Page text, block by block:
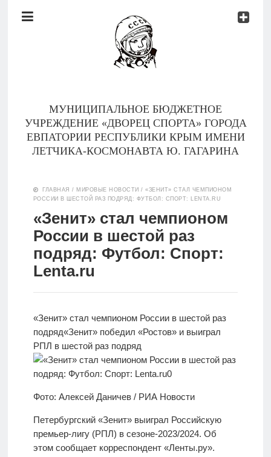
Документы
МУНИЦИПАЛЬНОЕ БЮДЖЕТНОЕ
УЧРЕЖДЕНИЕ «ДВОРЕЦ СПОРТА» ГОРОДА
ЕВПАТОРИИ РЕСПУБЛИКИ КРЫМ ИМЕНИ
ЛЕТЧИКА-КОСМОНАВТА Ю. ГАГАРИНА
Документы
Контакты
Новости
Родителям
нас
слабовидящих
ГЛАВНАЯ / МИРОВЫЕ НОВОСТИ /«ЗЕНИТ» СТАЛ ЧЕМПИОНОМ
РОССИИ В ШЕСТОЙ РАЗ ПОДРЯД: ФУТБОЛ: СПОРТ: LENTA.RU
«Зенит» стал чемпионом
России в шестой раз
подряд: Футбол: Спорт:
Lenta.ru
«Зенит» стал чемпионом России в шестой раз
подряд«Зенит» победил «Ростов» и выиграл
РПЛ в шестой раз подряд
Фото: Алексей Даничев / РИА Новости
Петербургский «Зенит» выиграл Российскую
премьер-лигу (РПЛ) в сезоне-2023/2024. Об
этом сообщает корреспондент «Ленты.ру».